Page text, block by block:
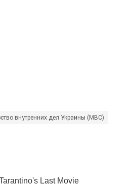
внутренних дел Украины (МВС)